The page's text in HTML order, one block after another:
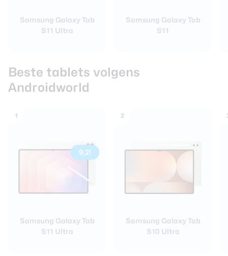
Samsung Galaxy Tab
S11 Ultra
Samsung Galaxy Tab
S11
Beste tablets volgens
Androidworld
1
Samsung Galaxy Tab
S11 Ultra
9,2!
2
Samsung Galaxy Tab
S10 Ultra